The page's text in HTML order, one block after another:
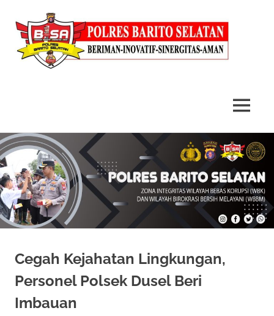
Skip
to
content
MENU
Cegah Kejahatan Lingkungan,
Personel Polsek Dusel Beri
Imbauan